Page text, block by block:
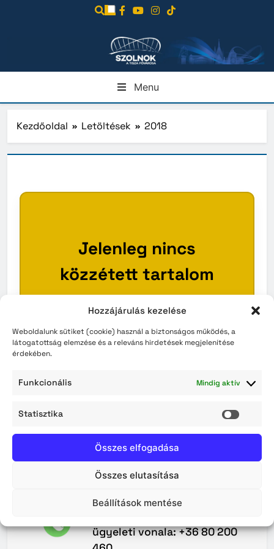
Hozzájárulás kezelése
Weboldalunk sütiket (cookie) használ a biztonságos működés, a
látogatottság elemzése és a releváns hirdetések megjelenítése
érdekében.
Funkcionális Mindig aktív
Statisztika
Összes elfogadása
Összes elutasítása
Beállítások mentése
Menu
Kezdőoldal Letöltések 2018
Jelenleg nincs
közzétett tartalom
Ez a szakasz pillanatnyilag üres.
MaradjunkKapcsolatban
ügyeleti vonala: +36 80 200